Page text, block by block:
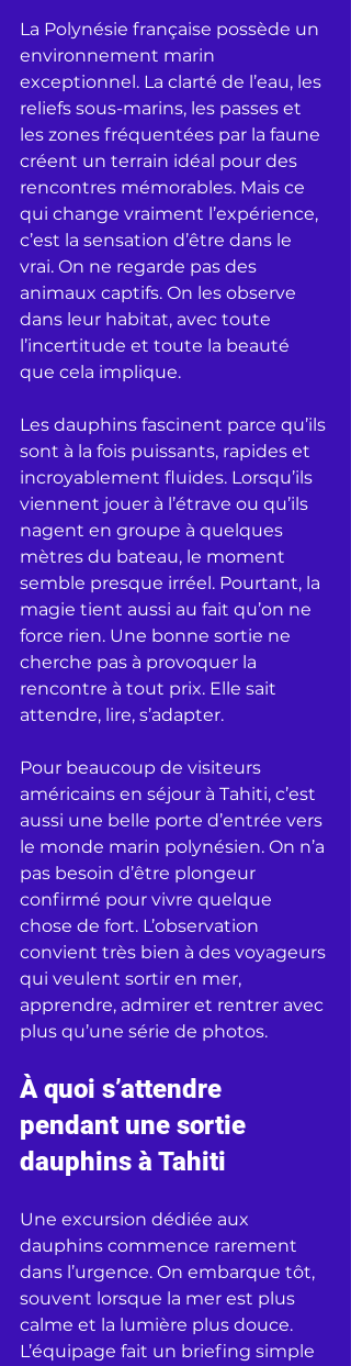
La Polynésie française possède un
environnement marin
exceptionnel. La clarté de l’eau, les
reliefs sous-marins, les passes et
les zones fréquentées par la faune
créent un terrain idéal pour des
rencontres mémorables. Mais ce
qui change vraiment l’expérience,
c’est la sensation d’être dans le
vrai. On ne regarde pas des
animaux captifs. On les observe
dans leur habitat, avec toute
l’incertitude et toute la beauté
que cela implique.
Les dauphins fascinent parce qu’ils
sont à la fois puissants, rapides et
incroyablement fluides. Lorsqu’ils
viennent jouer à l’étrave ou qu’ils
nagent en groupe à quelques
mètres du bateau, le moment
semble presque irréel. Pourtant, la
magie tient aussi au fait qu’on ne
force rien. Une bonne sortie ne
cherche pas à provoquer la
rencontre à tout prix. Elle sait
attendre, lire, s’adapter.
Pour beaucoup de visiteurs
américains en séjour à Tahiti, c’est
aussi une belle porte d’entrée vers
le monde marin polynésien. On n’a
pas besoin d’être plongeur
confirmé pour vivre quelque
chose de fort. L’observation
convient très bien à des voyageurs
qui veulent sortir en mer,
apprendre, admirer et rentrer avec
plus qu’une série de photos.
À quoi s’attendre
pendant une sortie
dauphins à Tahiti
Une excursion dédiée aux
dauphins commence rarement
dans l’urgence. On embarque tôt,
souvent lorsque la mer est plus
calme et la lumière plus douce.
L’équipage fait un briefing simple